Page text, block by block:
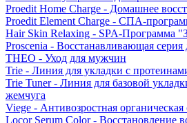
Proedit Home Charge - Домашнее
Proedit Element Charge - СПА-
Hair Skin Relaxing - SPA-Программа
Proscenia - Восстанавливающая
THEO - Уход для мужчин
Trie - Линия для укладки с
Trie Tuner - Линия для базовой
жемчуга
Viege - Антивозростная органическая
Locor Serum Color - Восстановление